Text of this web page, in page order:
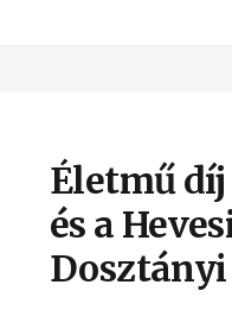
Életmű
és a